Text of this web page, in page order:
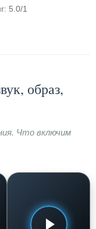
: 5.0/1
образ,
Что включим
Губка Боб в
бегах